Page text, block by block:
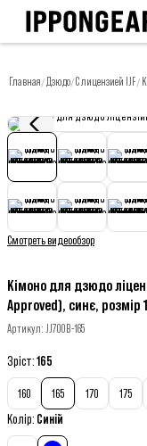
Главная/Дзюдо/С лицензией IJF/
Смотреть видеообзор
Кімоно для дзюдо
Approved), синє,
Артикул: JJ700B-165
Зріст:165
160 165 170 175
Колір: Синій